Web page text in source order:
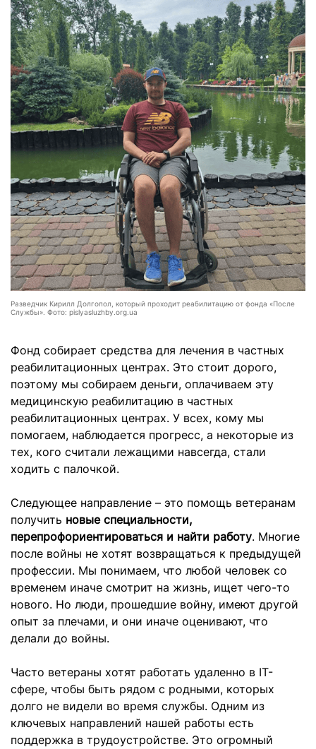
Разведчик Кирилл Долгопол, который проходит реабилитацию от фонда «После
Службы». Фото: pislyasluzhby.org.ua
Фонд собирает средства для лечения в частных
реабилитационных центрах. Это стоит дорого,
поэтому мы собираем деньги, оплачиваем эту
медицинскую реабилитацию в частных
реабилитационных центрах. У всех, кому мы
помогаем, наблюдается прогресс, а некоторые из
тех, кого считали лежащими навсегда, стали
ходить с палочкой.
Следующее направление – это помощь ветеранам
получить новые специальности,
перепрофориентироваться и найти работу. Многие
после войны не хотят возвращаться к предыдущей
профессии. Мы понимаем, что любой человек со
временем иначе смотрит на жизнь, ищет чего-то
нового. Но люди, прошедшие войну, имеют другой
опыт за плечами, и они иначе оценивают, что
делали до войны.
Часто ветераны хотят работать удаленно в IT-
сфере, чтобы быть рядом с родными, которых
долго не видели во время службы. Одним из
ключевых направлений нашей работы есть
поддержка в трудоустройстве. Это огромный